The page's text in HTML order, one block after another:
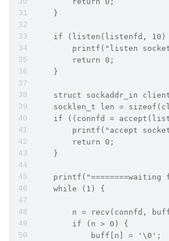
    }
if (listen(listenfd, 10)
printf("listen
        return 0;
    }
struct sockaddr_in
socklen_t len =
if ((connfd =
printf("accept
        return 0;
    }
printf("========waiting
    while (1) {
n = recv(connfd,
        if (n > 0) {
            buff[n] = '\0';